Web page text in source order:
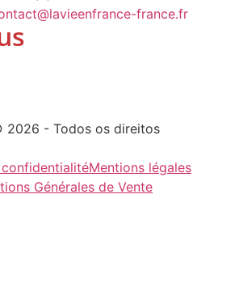
france.fr
2026 - Todos os direitos
Mentions légales
Générales de Vente